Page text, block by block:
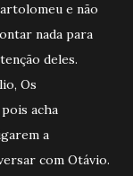
e não
nada para
deles.
Os
acha
a
com Otávio.